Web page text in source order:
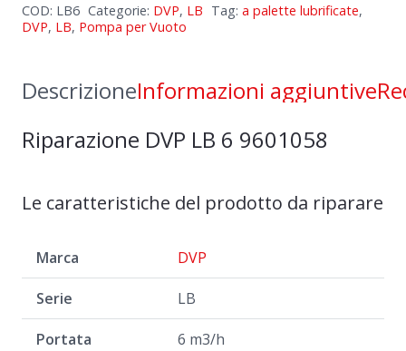
6
COD: LB6 Categorie: DVP, LB Tag: a palette lubrificate,
DVP, LB, Pompa per Vuoto
DescrizioneInformazioni aggiuntive
Riparazione DVP LB 6 9601058
Le caratteristiche del prodotto da riparare
Marca DVP
Serie LB
Portata 6 m3/h